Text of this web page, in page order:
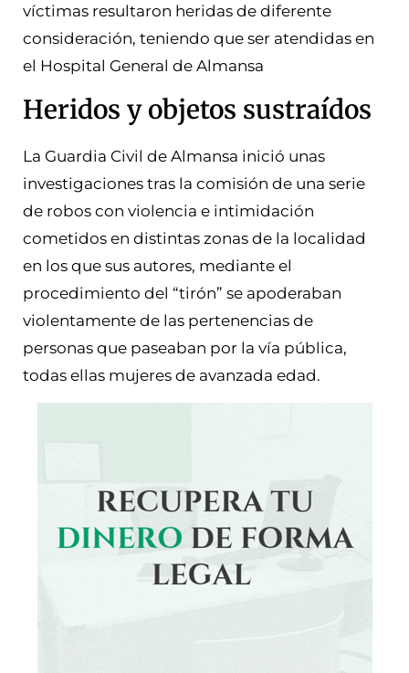
víctimas resultaron heridas de diferente
consideración, teniendo que ser atendidas en
el Hospital General de Almansa
Heridos y objetos sustraídos
La Guardia Civil de Almansa inició unas
investigaciones tras la comisión de una serie
de robos con violencia e intimidación
cometidos en distintas zonas de la localidad
en los que sus autores, mediante el
procedimiento del “tirón” se apoderaban
violentamente de las pertenencias de
personas que paseaban por la vía pública,
todas ellas mujeres de avanzada edad.